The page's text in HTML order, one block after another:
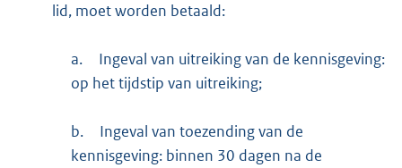
lid, moet worden betaald:
a.
Ingeval van uitreiking van de kennisgeving:
op het tijdstip van uitreiking;
b.
Ingeval van toezending van de
kennisgeving: binnen 30 dagen na de